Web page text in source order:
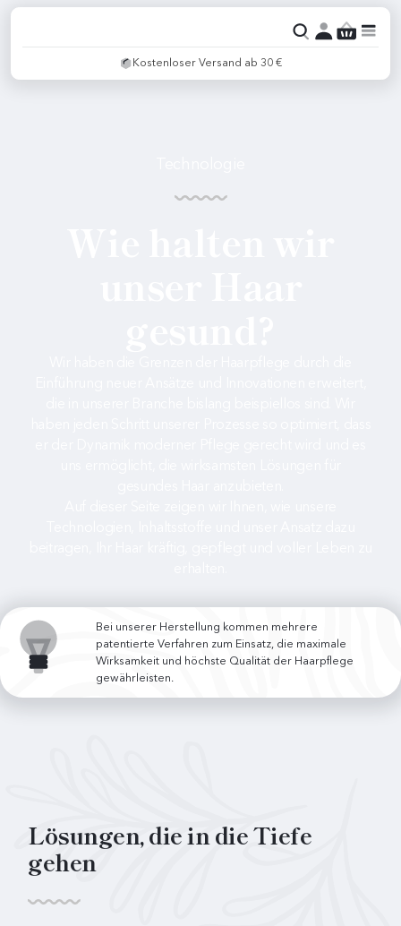
Kostenloser Versand ab 30 €
Bei unserer Herstellung kommen mehrere
patentierte Verfahren zum Einsatz, die maximale
Wirksamkeit und höchste Qualität der Haarpflege
gewährleisten.
Lösungen, die in die Tiefe
gehen